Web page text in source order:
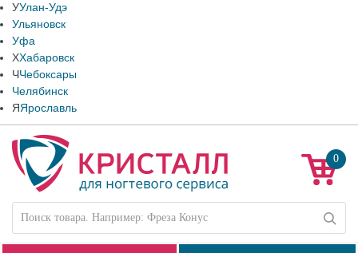
УУлан-Удэ
Ульяновск
Уфа
ХХабаровск
ЧЧебоксары
Челябинск
ЯЯрославль
0